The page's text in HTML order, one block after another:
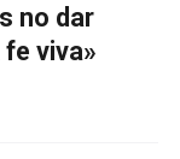
no dar
viva»